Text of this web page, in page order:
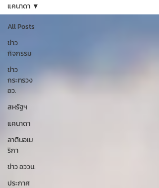
All Posts
ข่าว
กิจกรรม
ข่าว
กระทรวง
อว.
สหรัฐฯ
แคนาดา
ลาตินอเม
ริกา
ข่าว อววน.
ประกาศ
แคนาดา